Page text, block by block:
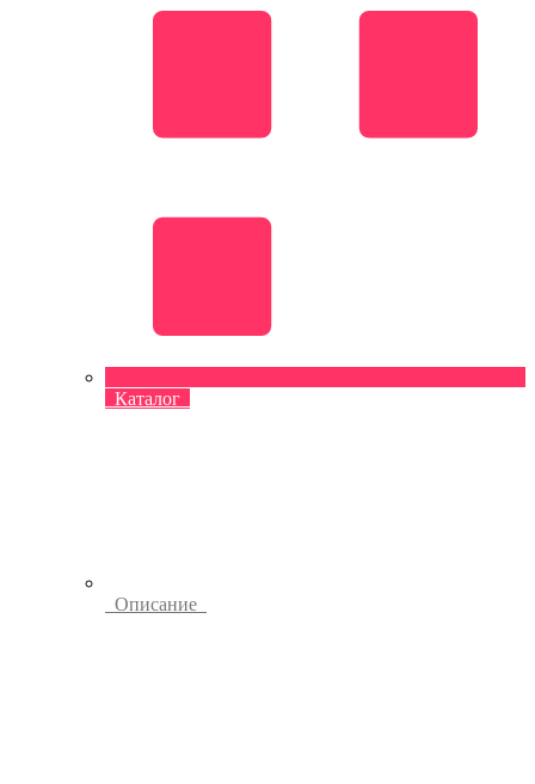
Каталог
Описание